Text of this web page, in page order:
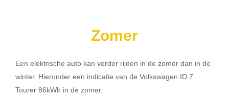
Zomer
Een elektrische auto kan verder rijden in de zomer dan in de
winter. Hieronder een indicatie van de Volkswagen ID.7
Tourer 86kWh in de zomer.